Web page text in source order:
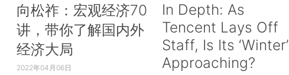
向松祚：宏观经济70
讲，带你了解国内外
经济大局
2022年04月06日
In Depth: As
Tencent Lays Off
Staff, Is Its ‘Winter’
Approaching?